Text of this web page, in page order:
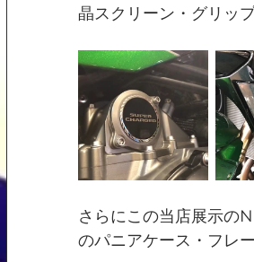
晶スクリーン・グリッ
さらにこの当店展示の
のパニアケース・フレ